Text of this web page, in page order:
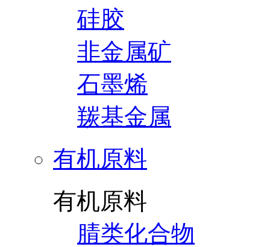
硅胶
非金属矿
石墨烯
羰基金属
有机原料
有机原料
腈类化合物